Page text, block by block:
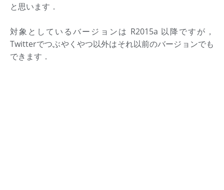
と思います．
対象としているバージョンは R2015a 以降ですが，
Twitterでつぶやくやつ以外はそれ以前のバージョンでも
できます．